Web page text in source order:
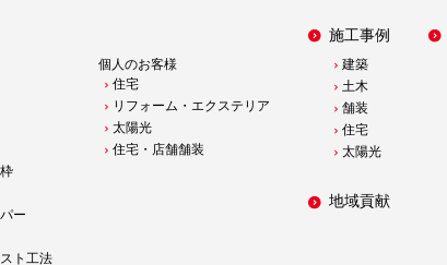
ー
ト工法
個人のお客様
住宅
リフォーム・エクステリア
太陽光
住宅・店舗舗装
施工事例
建築
土木
舗装
住宅
太陽光
地域貢献